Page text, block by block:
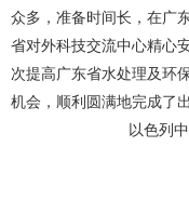
众多，准备时间长，在广
省对外科技交流中心精心
次提高广东省水处理及环
机会，顺利圆满地完成了
以色列